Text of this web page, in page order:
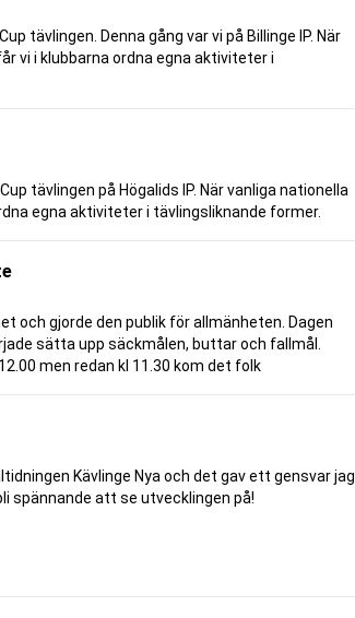
tävlingen. Denna gång var vi på Billinge IP. När
vi i klubbarna ordna egna aktiviteter i
tävlingen på Högalids IP. När vanliga nationella
egna aktiviteter i tävlingsliknande former.
och gjorde den publik för allmänheten. Dagen
sätta upp säckmålen, buttar och fallmål.
men redan kl 11.30 kom det folk
Kävlinge Nya och det gav ett gensvar jag
spännande att se utvecklingen på!